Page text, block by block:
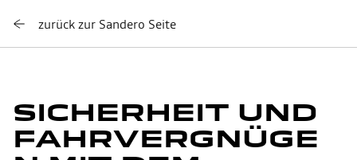
zurück zur Sandero Seite
SICHERHEIT UND
FAHRVERGNÜGE